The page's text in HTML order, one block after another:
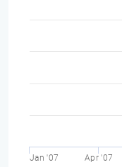
Jan '07 Apr '07